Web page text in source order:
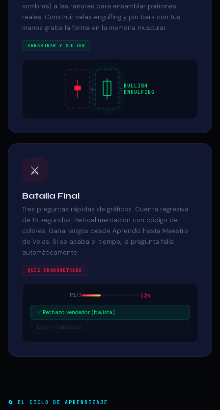
sombras) a las ranuras para ensamblar patrones
reales. Construir velas engulfing y pin bars con tus
manos graba la forma en la memoria muscular.
ARRASTRAR Y SOLTAR
+ =BULLISH
ENGULFING
⚔️
Batalla Final
Tres preguntas rápidas de gráficos. Cuenta regresiva
de 15 segundos. Retroalimentación con código de
colores. Gana rangos desde Aprendiz hasta Maestro
de Velas. Si se acaba el tiempo, la pregunta falla
automáticamente.
QUIZ CRONOMETRADO
P1/3 12s
✅ Rechazo vendedor (bajista)
Doji — indecisión
🔄 EL CICLO DE APRENDIZAJE